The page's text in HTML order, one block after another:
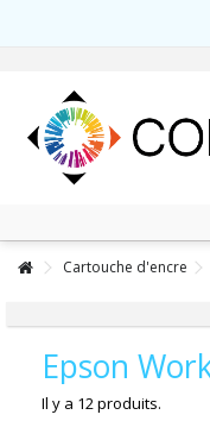
Cartouche d'encre
Epson
Il y a 12 produits.